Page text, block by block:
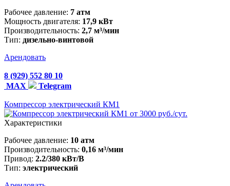
Рабочее давление: 7 атм
Мощность двигателя: 17,9 кВт
Производительность: 2,7 м³/мин
Тип: дизельно-винтовой
Арендовать
8 (929) 552 80 10
MAX
Telegram
Компрессор электрический КМ1
от 3000 руб./сут.
Характеристики
Рабочее давление: 10 атм
Производительность: 0,16 м³/мин
Привод: 2.2/380 кВт/В
Тип: электрический